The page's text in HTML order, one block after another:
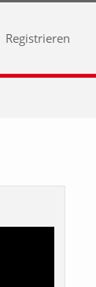
Registrieren